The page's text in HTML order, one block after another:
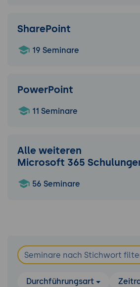
SharePoint
19 Seminare
PowerPoint
11 Seminare
Alle weiteren
Microsoft 365
56 Seminare
Durchführungsart